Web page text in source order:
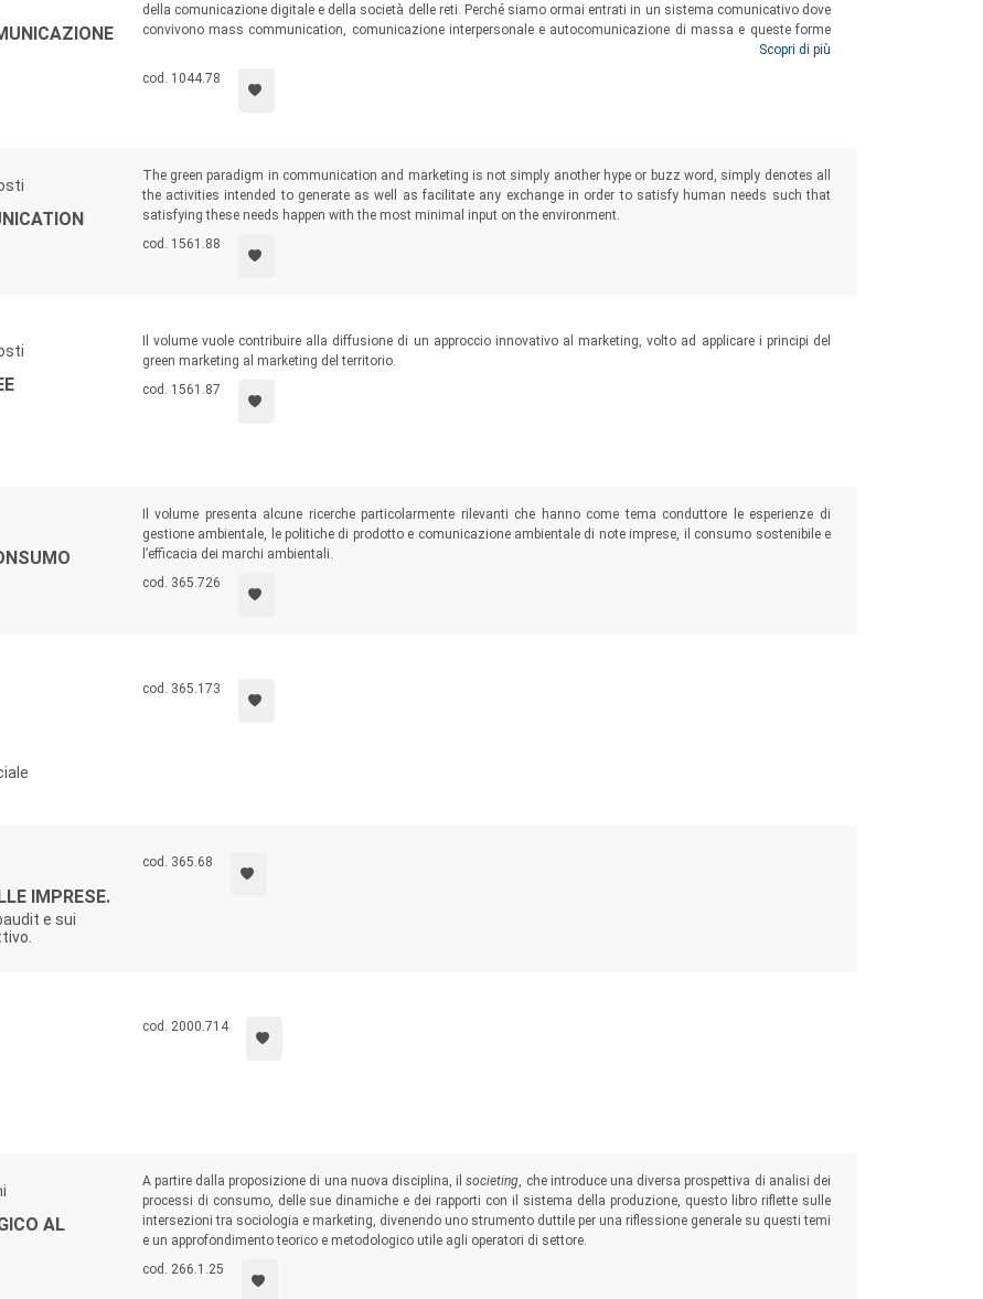
della comunicazione digitale e della società delle reti. Perché siamo ormai entrati in un sistema comunicativo dove
convivono mass communication, comunicazione interpersonale e autocomunicazione di massa e queste forme
diverse del comunicare si sovrappongono e attraversano le reti riconfigurandone le strategie, gli obiettivi e le
finalità.
Scopri di più
cod. 1044.78
The green paradigm in communication and marketing is not simply another hype or buzz word, simply denotes all
the activities intended to generate as well as facilitate any exchange in order to satisfy human needs such that
satisfying these needs happen with the most minimal input on the environment.
cod. 1561.88
Il volume vuole contribuire alla diffusione di un approccio innovativo al marketing, volto ad applicare i principi del
green marketing al marketing del territorio.
cod. 1561.87
Il volume presenta alcune ricerche particolarmente rilevanti che hanno come tema conduttore le esperienze di
gestione ambientale, le politiche di prodotto e comunicazione ambientale di note imprese, il consumo sostenibile e
l’efficacia dei marchi ambientali.
cod. 365.726
cod. 365.173
IMPRESE.
e sui
cod. 365.68
cod. 2000.714
AL
A partire dalla proposizione di una nuova disciplina, ilsocieting, che introduce una diversa prospettiva di analisi dei
processi di consumo, delle sue dinamiche e dei rapporti con il sistema della produzione, questo libro riflette sulle
intersezioni tra sociologia e marketing, divenendo uno strumento duttile per una riflessione generale su questi temi
e un approfondimento teorico e metodologico utile agli operatori di settore.
cod. 266.1.25